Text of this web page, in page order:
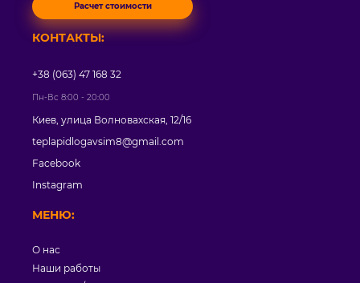
Расчет стоимости
МЕНЮ:
О нас
Наши работы
КОНТАКТЫ:
+38 (063) 47 168 32
Пн-Вс 8:00 - 20:00
Киев, улица Волновахская, 12/16
teplapidlogavsim8@gmail.com
Facebook
Instagram